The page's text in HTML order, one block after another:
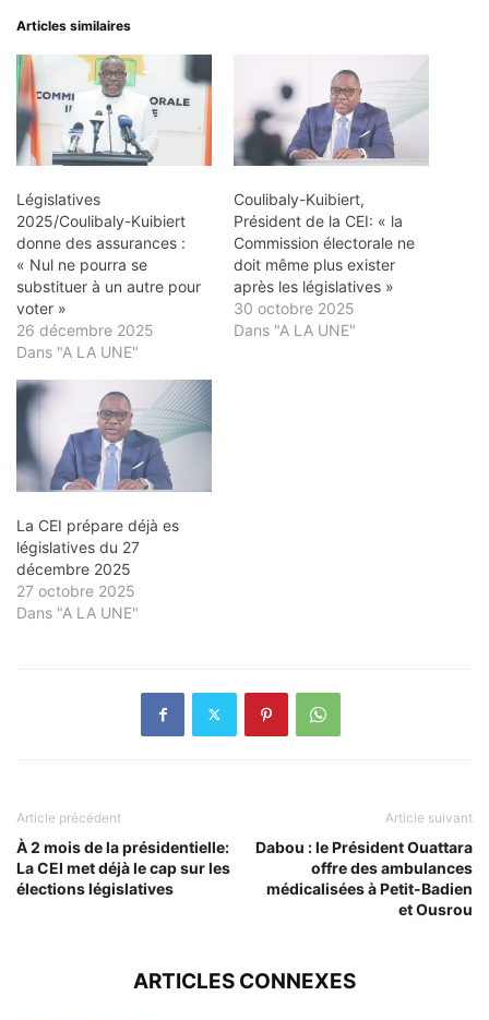
Articles similaires
Législatives
2025/Coulibaly-Kuibiert
donne des assurances :
« Nul ne pourra se
substituer à un autre pour
voter »
26 décembre 2025
Dans "A LA UNE"
Coulibaly-Kuibiert,
Président de la CEI: « la
Commission électorale ne
doit même plus exister
après les législatives »
30 octobre 2025
Dans "A LA UNE"
La CEI prépare déjà es
législatives du 27
décembre 2025
27 octobre 2025
Dans "A LA UNE"
Article précédent
À 2 mois de la présidentielle:
La CEI met déjà le cap sur les
élections législatives
Article suivant
Dabou : le Président Ouattara
offre des ambulances
médicalisées à Petit-Badien
et Ousrou
ARTICLES CONNEXES